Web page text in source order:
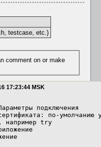
testcase, etc.)
17:23:44 MSK
подключения
по-умолчанию
например try